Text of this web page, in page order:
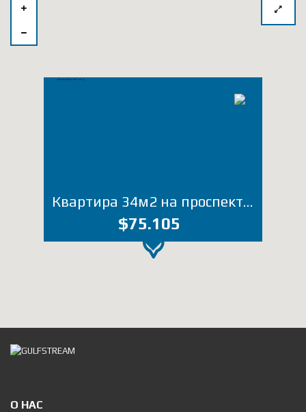
Квартира 34м2 на проспект Жиули Шартава (Лот 3862ОЭ)
$75.105
О НАС